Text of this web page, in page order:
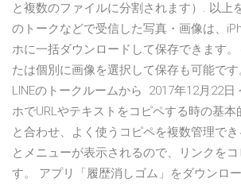
と複数のファイルに分割されます）. 以上
のトークなどで受信した写真・画像は、
ホに一括ダウンロードして保存できます
たは個別に画像を選択して保存も可能です
LINEのトークルームから 2017年12月22日
ホでURLやテキストをコピペする時の基
と合わせ、よく使うコピペを複数管理で
とメニューが表示されるので、リンクを
す。 アプリ「履歴消しゴム」をダウンロ